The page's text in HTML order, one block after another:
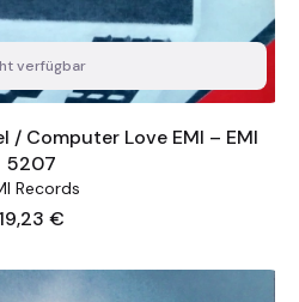
verfügbar
/ Computer Love EMI ‎– EMI
5207
Records
Preis
19,23 €